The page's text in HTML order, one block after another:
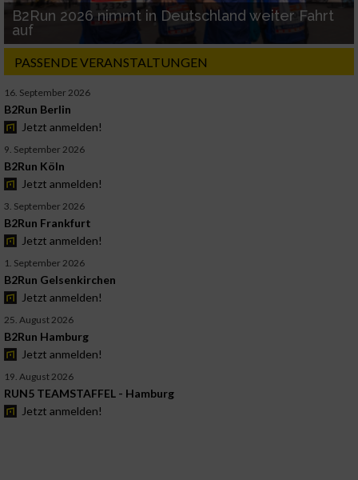
B2Run 2026 nimmt in Deutschland weiter Fahrt
auf
PASSENDE VERANSTALTUNGEN
16. September 2026
B2Run Berlin
Jetzt anmelden!
9. September 2026
B2Run Köln
Jetzt anmelden!
3. September 2026
B2Run Frankfurt
Jetzt anmelden!
1. September 2026
B2Run Gelsenkirchen
Jetzt anmelden!
25. August 2026
B2Run Hamburg
Jetzt anmelden!
19. August 2026
RUN5 TEAMSTAFFEL - Hamburg
Jetzt anmelden!